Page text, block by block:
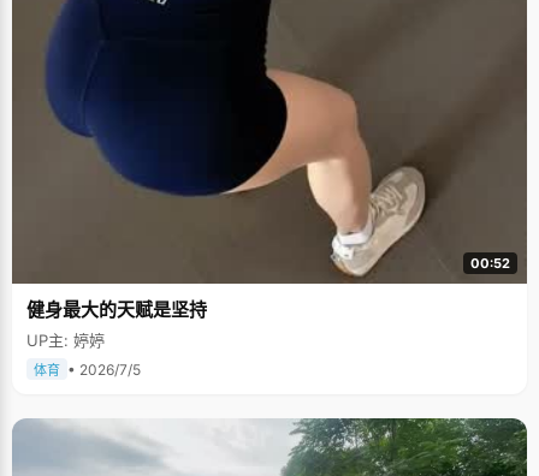
00:52
健身最大的天赋是坚持
UP主: 婷婷
体育 • 2026/7/5